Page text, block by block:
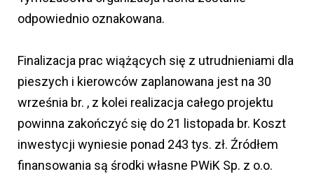
odpowiednio oznakowana.
Finalizacja prac wiążących się z utrudnieniami dla
pieszych i kierowców zaplanowana jest na 30
września br. , z kolei realizacja całego projektu
powinna zakończyć się do 21 listopada br. Koszt
inwestycji wyniesie ponad 243 tys. zł. Źródłem
finansowania są środki własne PWiK Sp. z o.o.